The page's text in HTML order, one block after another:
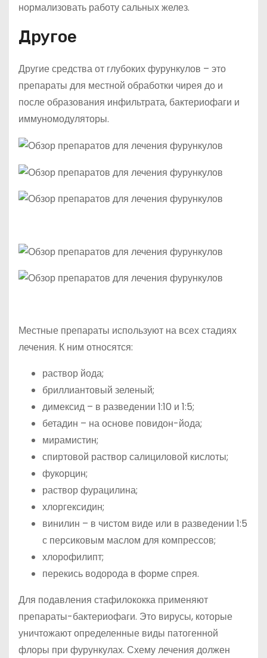
нормализовать работу сальных желез.
Другое
Другие средства от глубоких фурункулов – это
препараты для местной обработки чирея до и
после образования инфильтрата, бактериофаги и
иммуномодуляторы.
Местные препараты используют на всех стадиях
лечения. К ним относятся:
раствор йода;
бриллиантовый зеленый;
димексид – в разведении 1:10 и 1:5;
бетадин – на основе повидон-йода;
мирамистин;
спиртовой раствор салициловой кислоты;
фукорцин;
раствор фурацилина;
хлоргексидин;
винилин – в чистом виде или в разведении 1:5
с персиковым маслом для компрессов;
хлорофилипт;
перекись водорода в форме спрея.
Для подавления стафилококка применяют
препараты-бактериофаги. Это вирусы, которые
уничтожают определенные виды патогенной
флоры при фурункулах. Схему лечения должен